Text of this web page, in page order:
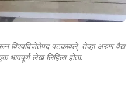
विश्वविजेतेपद पटकावले, तेव्हा अरुण वैद्य
भावपूर्ण लेख लिहिला होता.